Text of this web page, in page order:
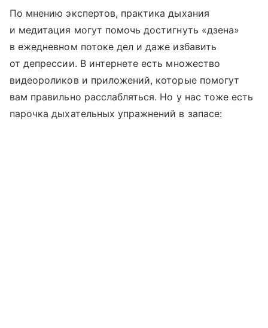
По мнению экспертов, практика дыхания
и медитация могут помочь достигнуть «дзена»
в ежедневном потоке дел и даже избавить
от депрессии. В интернете есть множество
видеороликов и приложений, которые помогут
вам правильно расслабляться. Но у нас тоже есть
парочка дыхательных упражнений в запасе: